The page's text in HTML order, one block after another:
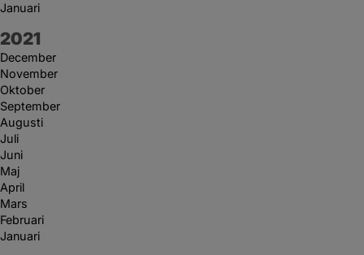
Januari
År:
2021
December
November
Oktober
September
Augusti
Juli
Juni
Maj
April
Mars
Februari
Januari